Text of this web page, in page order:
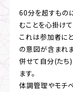
60分を超すもの
むことを心掛けて
これは参加者に
の意図が含まれま
併せて自分(たち
ます。
体調管理やモチ